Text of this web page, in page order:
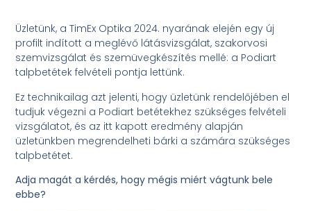
Üzletünk, a TimEx Optika 2024. nyarának elején egy új
profilt indított a meglévő látásvizsgálat, szakorvosi
szemvizsgálat és szemüvegkészítés mellé: a Podiart
talpbetétek felvételi pontja lettünk.
Ez technikailag azt jelenti, hogy üzletünk rendelőjében el
tudjuk végezni a Podiart betétekhez szükséges felvételi
vizsgálatot, és az itt kapott eredmény alapján
üzletünkben megrendelheti bárki a számára szükséges
talpbetétet.
Adja magát a kérdés, hogy mégis miért vágtunk bele
ebbe?